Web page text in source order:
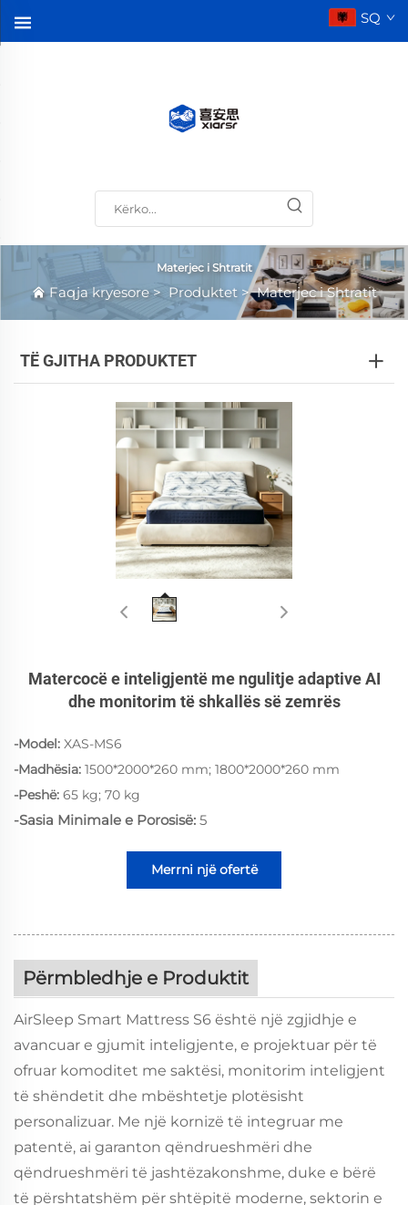
SQ
Materjec i Shtratit
Faqja kryesore> Produktet>Materjec i Shtratit
TË GJITHA PRODUKTET
Matercocë e inteligjentë me ngulitje adaptive AI
dhe monitorim të shkallës së zemrës
-Model: XAS-MS6
-Madhësia: 1500*2000*260 mm; 1800*2000*260 mm
-Peshë: 65 kg; 70 kg
-Sasia Minimale e Porosisë: 5
Merrni një ofertë
Përmbledhje e Produktit
AirSleep Smart Mattress S6 është një zgjidhje e
avancuar e gjumit inteligjente, e projektuar për të
ofruar komoditet me saktësi, monitorim inteligjent
të shëndetit dhe mbështetje plotësisht
personalizuar. Me një kornizë të integruar me
patentë, ai garanton qëndrueshmëri dhe
qëndrueshmëri të jashtëzakonshme, duke e bërë
të përshtatshëm për shtëpitë moderne, sektorin e